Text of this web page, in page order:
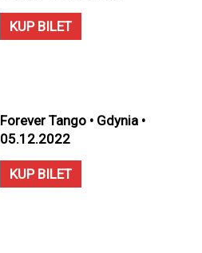
KUP BILET
Forever Tango • Gdynia •
05.12.2022
KUP BILET